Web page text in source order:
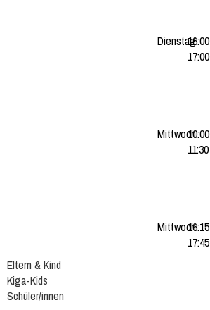
Dienstag
17:00
Mittwoch
11:30
Mittwoch
17:45
Eltern & Kind
Kiga-Kids
Schüler/innen